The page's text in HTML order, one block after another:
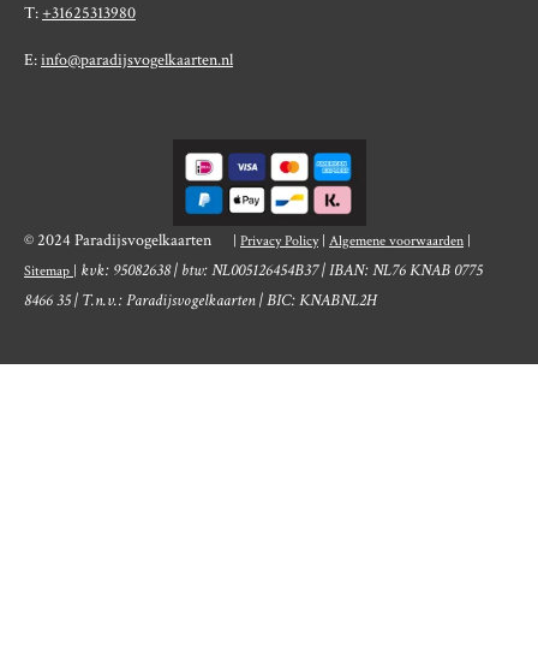
T:+31625313980
E:info@paradijsvogelkaarten.nl
© 2024 Paradijsvogelkaarten Privacy Policy| Algemene voorwaarden
Sitemap
kvk: 95082638 | btw: NL005126454B37 | IBAN: NL76 KNAB 0775
8466 35 | T.n.v.: Paradijsvogelkaarten | BIC: KNABNL2H